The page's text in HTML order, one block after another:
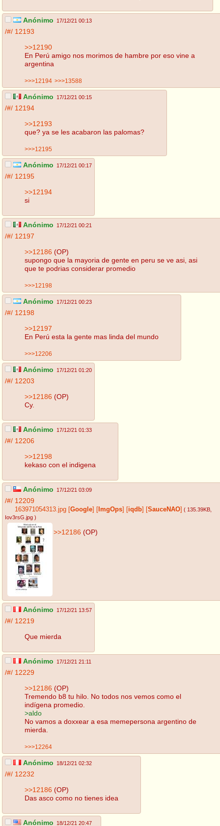
Anónimo 17/12/21 00:13
/#/ 12193
>>12190
En Perú amigo nos morimos de hambre por eso vine a
argentina
>>>12194 >>>13588
Anónimo 17/12/21 00:15
/#/ 12194
>>12193
que? ya se les acabaron las palomas?
>>>12195
Anónimo 17/12/21 00:17
/#/ 12195
>>12194
si
Anónimo 17/12/21 00:21
/#/ 12197
>>12186 (OP)
supongo que la mayoria de gente en peru se ve asi, asi
que te podrias considerar promedio
>>>12198
Anónimo 17/12/21 00:23
/#/ 12198
>>12197
En Perú esta la gente mas linda del mundo
>>>12206
Anónimo 17/12/21 01:20
/#/ 12203
>>12186 (OP)
Cy.
Anónimo 17/12/21 01:33
/#/ 12206
>>12198
kekaso con el indigena
Anónimo 17/12/21 03:09
/#/ 12209
163971054313.jpg [Google] [ ImgOps] [iqdb] [SauceNAO] ( 135.39KB
Iov3rsG.jpg )
>>12186 (OP)
Anónimo 17/12/21 13:57
/#/ 12219
Que mierda
Anónimo 17/12/21 21:11
/#/ 12229
>>12186 (OP)
Tremendo b8 tu hilo. No todos nos vemos como el
indígena promedio.
>aldo
No vamos a doxxear a esa memepersona argentino de
mierda.
>>>12264
Anónimo 18/12/21 02:32
/#/ 12232
>>12186 (OP)
Das asco como no tienes idea
Anónimo 18/12/21 20:47